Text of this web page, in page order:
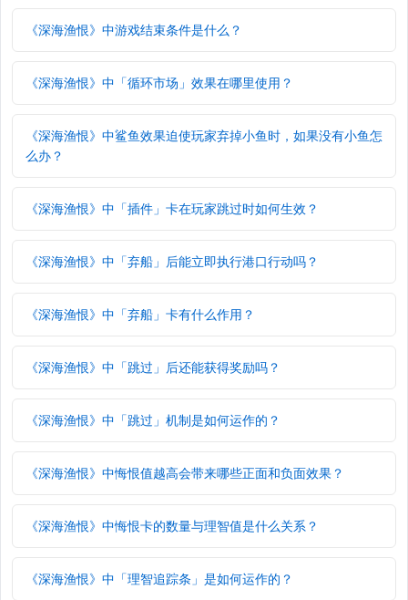
《深海渔恨》中游戏结束条件是什么？
《深海渔恨》中「循环市场」效果在哪里使用？
《深海渔恨》中鲨鱼效果迫使玩家弃掉小鱼时，如果没有小鱼怎
么办？
《深海渔恨》中「插件」卡在玩家跳过时如何生效？
《深海渔恨》中「弃船」后能立即执行港口行动吗？
《深海渔恨》中「弃船」卡有什么作用？
《深海渔恨》中「跳过」后还能获得奖励吗？
《深海渔恨》中「跳过」机制是如何运作的？
《深海渔恨》中悔恨值越高会带来哪些正面和负面效果？
《深海渔恨》中悔恨卡的数量与理智值是什么关系？
《深海渔恨》中「理智追踪条」是如何运作的？